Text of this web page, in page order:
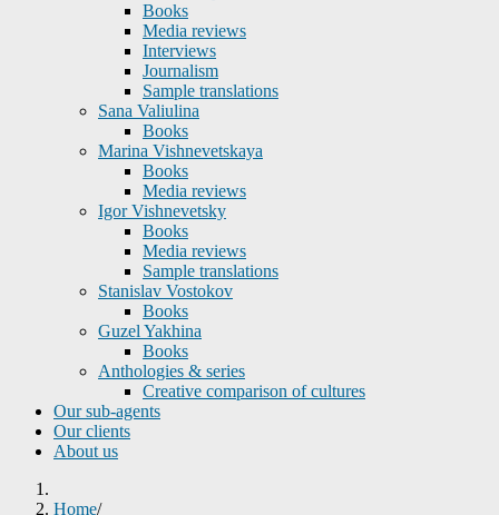
Books
Media reviews
Interviews
Journalism
Sample translations
Sana Valiulina
Books
Marina Vishnevetskaya
Books
Media reviews
Igor Vishnevetsky
Books
Media reviews
Sample translations
Stanislav Vostokov
Books
Guzel Yakhina
Books
Anthologies & series
Creative comparison of cultures
Our sub-agents
Our clients
About us
Home/